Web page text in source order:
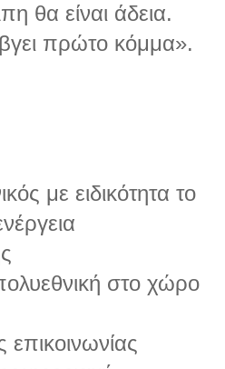
θα είναι άδεια.
πρώτο κόμμα».
με ειδικότητα το
στο χώρο